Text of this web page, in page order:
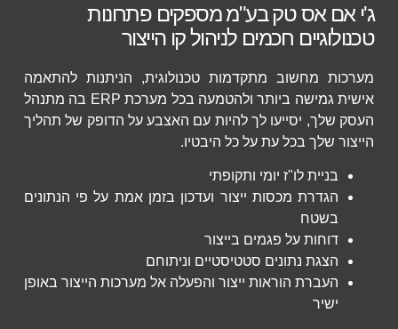
ג'י אם אס טק בע"מ מספקים פתרונות
טכנולוגיים חכמים לניהול קו הייצור
מערכות מחשוב מתקדמות טכנולוגית, הניתנות להתאמה
אישית גמישה ביותר ולהטמעה בכל מערכת ERP בה מתנהל
העסק שלך, יסייעו לך להיות עם האצבע על הדופק של תהליך
הייצור שלך בכל עת על כל היבטיו.
בניית לו"ז יומי ותקופתי
הגדרת מכסות ייצור ועדכון בזמן אמת על פי הנתונים
בשטח
דוחות על פגמים בייצור
הצגת נתונים סטטיסטיים וניתוחם
העברת הוראות ייצור והפעלה אל מערכות הייצור באופן
ישיר